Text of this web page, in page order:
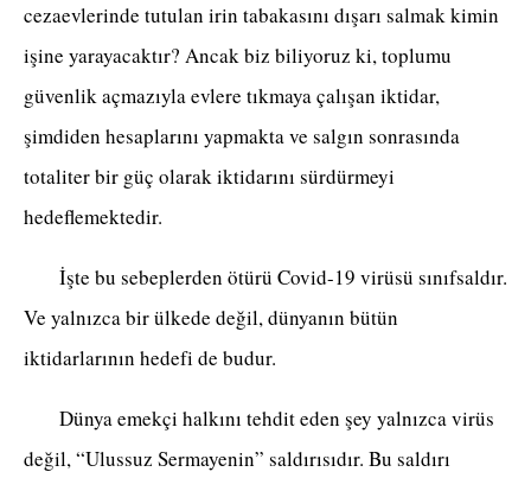
cezaevlerinde tutulan irin tabakasını dışarı salmak kimin
işine yarayacaktır? Ancak biz biliyoruz ki, toplumu
güvenlik açmazıyla evlere tıkmaya çalışan iktidar,
şimdiden hesaplarını yapmakta ve salgın sonrasında
totaliter bir güç olarak iktidarını sürdürmeyi
hedeflemektedir.
İşte bu sebeplerden ötürü Covid-19 virüsü sınıfsaldır.
Ve yalnızca bir ülkede değil, dünyanın bütün
iktidarlarının hedefi de budur.
Dünya emekçi halkını tehdit eden şey yalnızca virüs
değil, “Ulussuz Sermayenin” saldırısıdır. Bu saldırı